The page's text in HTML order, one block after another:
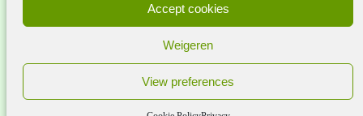
Accept cookies
Weigeren
View preferences
Wettelijke bepalingen
Disclaimer